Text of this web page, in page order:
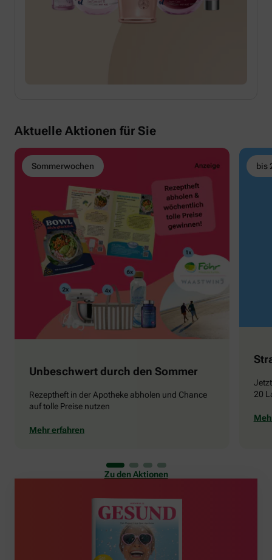
Aktuelle Aktionen für Sie
Sommerwochen
Unbeschwert durch den Sommer
Rezeptheft in der Apotheke abholen und Chance
auf tolle Preise nutzen
Mehr erfahren
bis
20
Zu den Aktionen